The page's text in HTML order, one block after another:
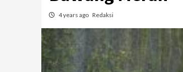
4 years ago Redaksi